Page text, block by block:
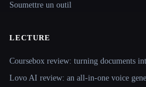
Soumettre un outil
LECTURE
Coursebox review: turning documents
Lovo AI review: an all-in-one voice